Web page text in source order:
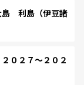
利島（伊豆諸
０２７～２０２